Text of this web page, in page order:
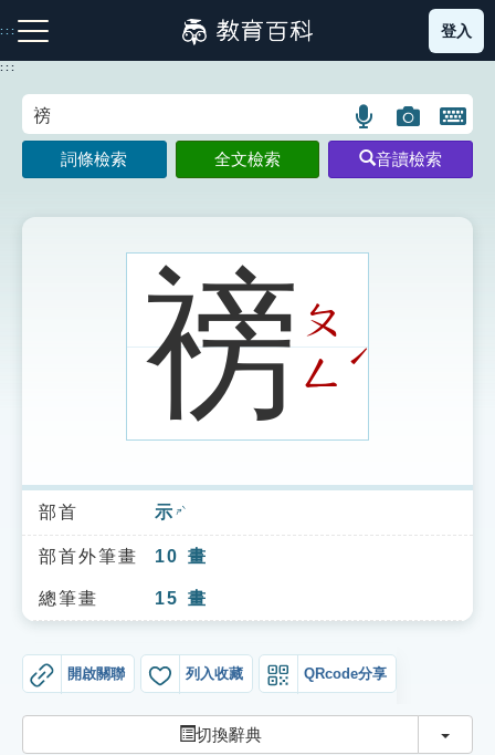
到
主
:::
注音索引圖示 筆畫索引圖示 部首索引表圖示
索引選單
知識索引
單字索引
登入
:::
語
言
搜
示
圖
片
搜
開
鍵
圖
詞條檢索 全文檢索 音讀檢索
䄘 ㄆ
ㄥˊ
部首 示 ㄕˋ
部首外筆畫 10 畫
總筆畫 15 畫
開啟關聯 列入收藏 QRcode分享
切換辭典 切換